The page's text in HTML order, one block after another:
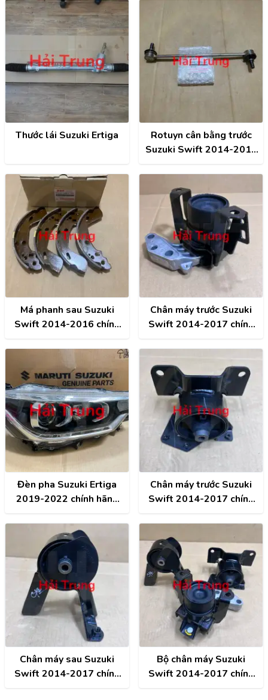
Thước lái Suzuki Ertiga
Rotuyn cân bằng trước
Suzuki Swift 2014-2016
58M00-000
Má phanh sau Suzuki
Swift 2014-2016 chính
Chân máy trước Suzuki
Swift 2014-2017 chính
Đèn pha Suzuki Ertiga
2019-2022 chính hãng
Chân máy trước Suzuki
Swift 2014-2017 chính
Chân máy sau Suzuki
Swift 2014-2017 chính
Bộ chân máy Suzuki
Swift 2014-2017 chính